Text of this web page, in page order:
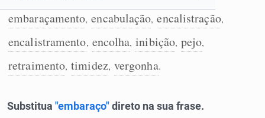
Resumir Texto
Corrigir Texto
embaraçamento, encabulação, encalistração,
encalistramento, encolha, inibição, pejo,
retraimento, timidez, vergonha.